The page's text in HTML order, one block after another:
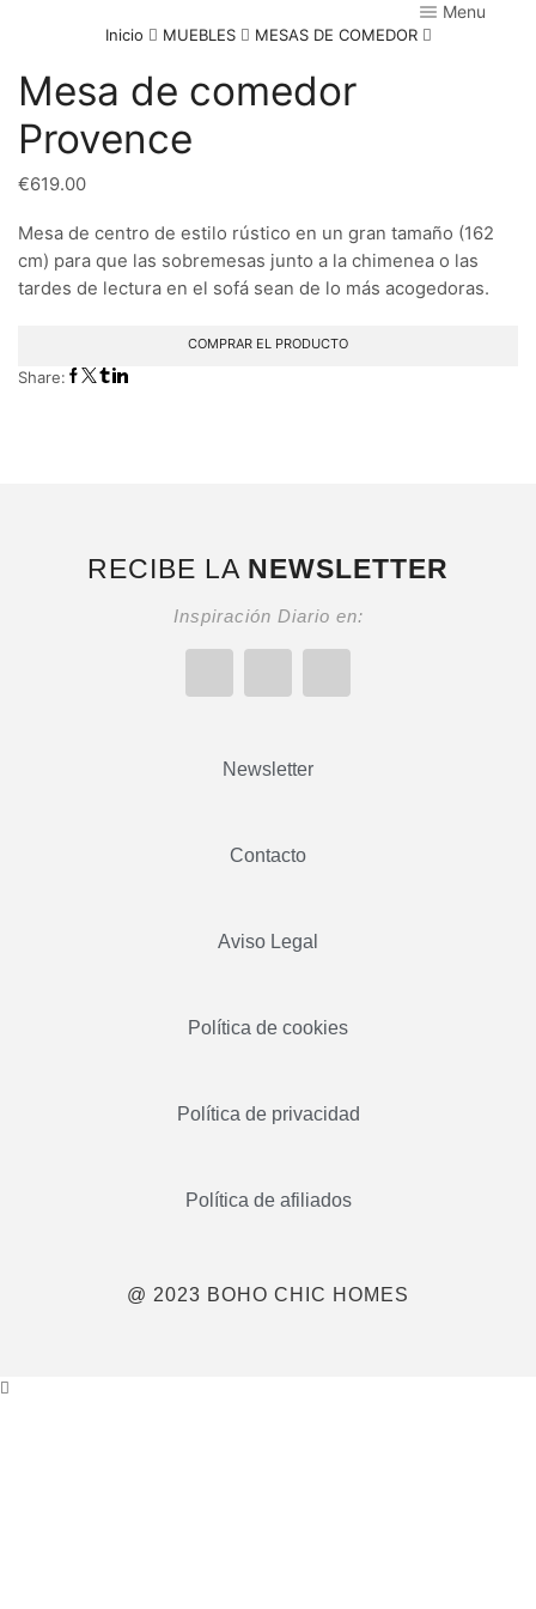
Menu
Inicio MUEBLES MESAS DE COMEDOR
Mesa de comedor
Provence
€619.00
Mesa de centro de estilo rústico en un gran tamaño (162
cm) para que las sobremesas junto a la chimenea o las
tardes de lectura en el sofá sean de lo más acogedoras.
COMPRAR EL PRODUCTO
Share:
RECIBE LA NEWSLETTER
Inspiración Diario en:
Newsletter
Contacto
Aviso Legal
Política de cookies
Política de privacidad
Política de afiliados
@ 2023 BOHO CHIC HOMES